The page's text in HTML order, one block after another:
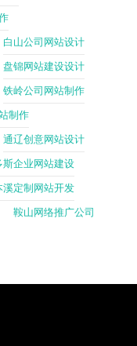
白山公司网站设计
盘锦网站建设设计
铁岭公司网站制作
制作
通辽创意网站设计
斯企业网站建设
溪定制网站开发
鞍山网络推广公司